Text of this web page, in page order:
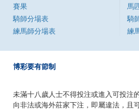
賽果
騎師分場表
練馬師分場表
馬
騎
練
博彩要有節制
未滿十八歲人士不得投注或進入可投注的
向非法或海外莊家下注，即屬違法，且